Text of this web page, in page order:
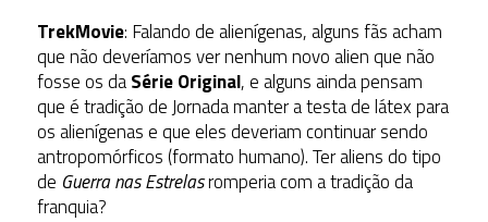
TrekMovie: Falando de alienígenas, alguns fãs acham
que não deveríamos ver nenhum novo alien que não
fosse os daSérie Original, e alguns ainda pensam
que é tradição de Jornada manter a testa de látex para
os alienígenas e que eles deveriam continuar sendo
antropomórficos (formato humano). Ter aliens do tipo
de Guerra nas Estrelasromperia com a tradição da
franquia?